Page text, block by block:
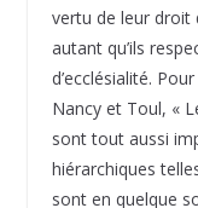
vertu de leur droit
autant qu’ils
d’ecclésialité.
Nancy et Toul, «
sont tout aussi
hiérarchiques
sont en quelque